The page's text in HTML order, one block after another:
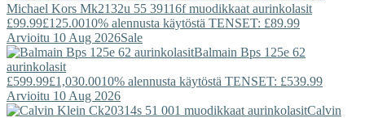
Michael Kors Mk2132u 55 39116f muodikkaat aurinkolasit
£99.99£125.0010% alennusta käytöstä TENSET: £89.99
Arvioitu 10 Aug 2026Sale
Balmain Bps 125e 62
aurinkolasit
£599.99£1,030.0010% alennusta käytöstä TENSET: £539.99
Arvioitu 10 Aug 2026
Calvin